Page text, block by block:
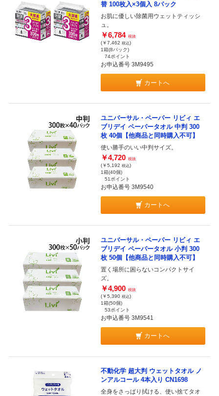
替 100枚入×3個入 8パック
お肌に優しい除菌用ウェットティッシ
ュ。
￥6,784 税抜
(￥7,462 税込)
1箱(8パック)
74ポイント
お申込番号 3M9495
カートへ
ユニバーサル・ペーパー リビィ エ
ブリデイ ペーパータオル 中判 300
枚 40個【他商品と同時購入不可】
使い勝手のいい中判サイズ。
￥4,720 税抜
(￥5,192 税込)
1箱(40個)
51ポイント
お申込番号 3M9540
カートへ
ユニバーサル・ペーパー リビィ エ
ブリデイ ペーパータオル 小判 300
枚 50個【他商品と同時購入不可】
置く場所に困らないコンパクトサイ
ズ。
￥4,900 税抜
(￥5,390 税込)
1箱(50個)
53ポイント
お申込番号 3M9541
カートへ
不動化学 超大判 ウェットタオル ノ
ンアルコール 4本入り CN1698
全身をさっぱり拭ける、使い捨てタオ